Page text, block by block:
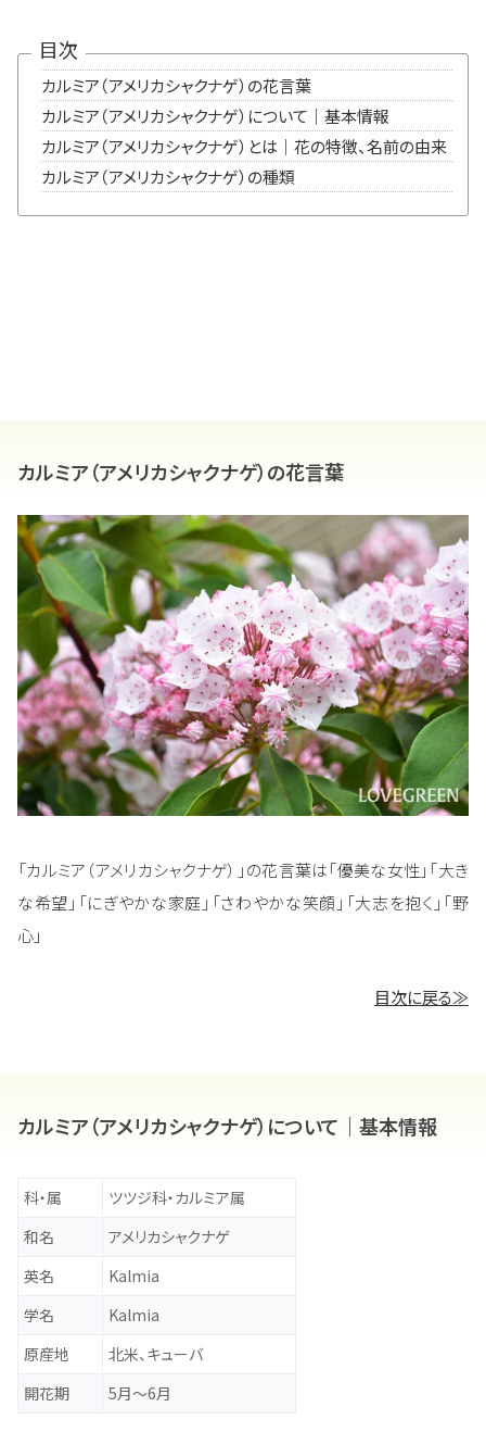
目次
カルミア（アメリカシャクナゲ）の花言葉
カルミア（アメリカシャクナゲ）について｜基本情報
カルミア（アメリカシャクナゲ）とは｜花の特徴、名前の由来
カルミア（アメリカシャクナゲ）の種類
カルミア（アメリカシャクナゲ）の花言葉
「カルミア（アメリカシャクナゲ）」の花言葉は「優美な女性」「大き
な希望」「にぎやかな家庭」「さわやかな笑顔」「大志を抱く」「野
心」
目次に戻る≫
カルミア（アメリカシャクナゲ）について｜基本情報
科・属
ツツジ科・カルミア属
和名
アメリカシャクナゲ
英名
Kalmia
学名
Kalmia
原産地
北米、キューバ
開花期
5月～6月